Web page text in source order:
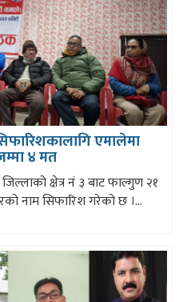
एमालेमा
४ मत
क्षेत्र नं ३ बाट फाल्गुण २१
नाम सिफारिश गरेको छ ।...